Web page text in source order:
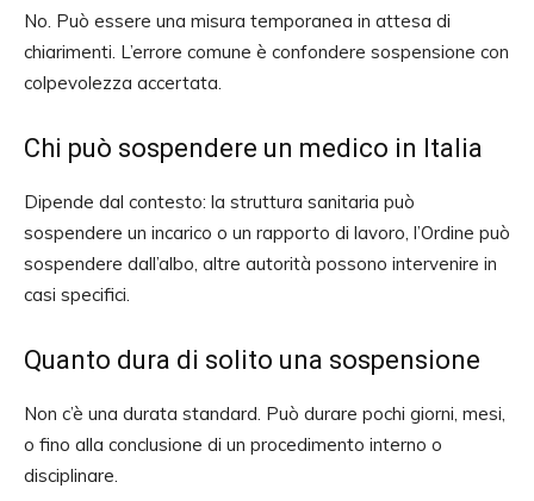
No. Può essere una misura temporanea in attesa di
chiarimenti. L’errore comune è confondere sospensione con
colpevolezza accertata.
Chi può sospendere un medico in Italia
Dipende dal contesto: la struttura sanitaria può
sospendere un incarico o un rapporto di lavoro, l’Ordine può
sospendere dall’albo, altre autorità possono intervenire in
casi specifici.
Quanto dura di solito una sospensione
Non c’è una durata standard. Può durare pochi giorni, mesi,
o fino alla conclusione di un procedimento interno o
disciplinare.